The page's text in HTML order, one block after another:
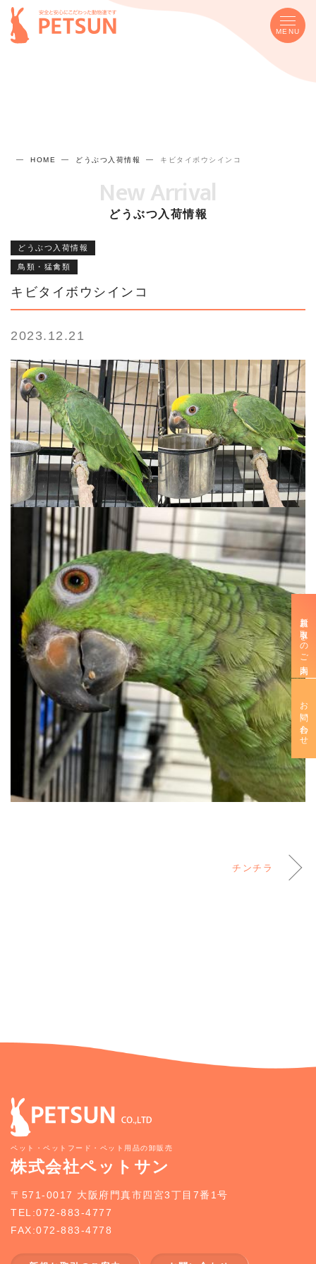
MENU
HOME どうぶつ入荷情報 キビタイボウシインコ
New Arrival
どうぶつ入荷情報
どうぶつ入荷情報
鳥類・猛禽類
キビタイボウシインコ
2023.12.21
チンチラ
ペット・ペットフード・ペット用品の卸販売
株式会社ペットサン
〒571-0017 大阪府門真市四宮3丁目7番1号
TEL:072-883-4777
FAX:072-883-4778
新規お取引きのご案内
お問い合わせ